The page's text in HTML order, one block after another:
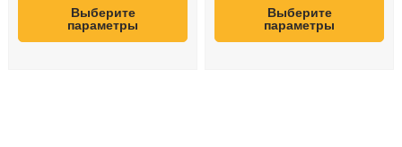
Выберите
параметры
Выберите
параметры